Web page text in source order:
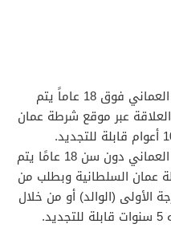
استخراج جواز السفر للمواطن العماني فوق 18 عاماً يتم
عبر موقع شرطة عمان
استخراج جواز السفر للمواطن العماني دون سن 18 عامًا يتم
عمان السلطانية وبطلب من
الأولى (الوالد) أو من خلال